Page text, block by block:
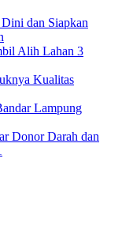
dan Siapkan
Alih Lahan 3
Kualitas
Lampung
Donor Darah dan